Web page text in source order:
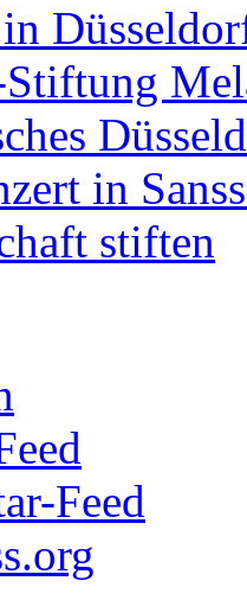
in
stiften
Feed